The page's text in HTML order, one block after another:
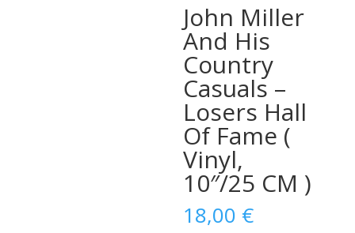
John Miller
And His
Country
Casuals –
Losers Hall
Of Fame (
Vinyl,
10″/25 CM )
18,00 €